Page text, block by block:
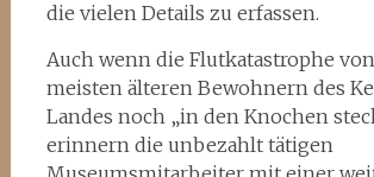
die vielen Details zu erfassen.
Auch wenn die Flutkatastrophe
meisten älteren Bewohnern des
Landes noch „in den Knochen
erinnern die unbezahlt tätigen